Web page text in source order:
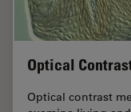
Optical
Optical contrast